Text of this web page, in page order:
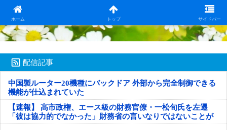
ホーム トップ サイドバー
日本第一！ニュース録
配信記事
中国製ルーター20機種にバックドア 外部から完全制御できる
機能が仕込まれていた
【速報】 高市政権、エース級の財務官僚・一松旬氏を左遷
「彼は協力的でなかった」財務省の言いなりではないことが
判明